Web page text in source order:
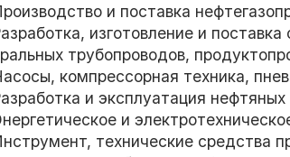
и поставка
изготовление и поставка
трубопроводов,
компрессорная техника,
и эксплуатация нефтяных
и электротехническое
технические средства